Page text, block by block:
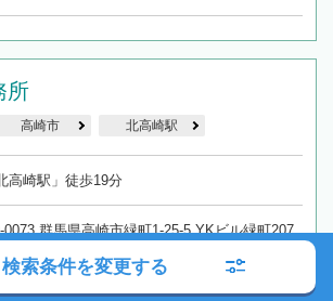
所
高崎市 北高崎駅
高崎駅」徒歩19分
0073 群馬県高崎市緑町1-25-5 YKビル緑町207
検索条件を変更する